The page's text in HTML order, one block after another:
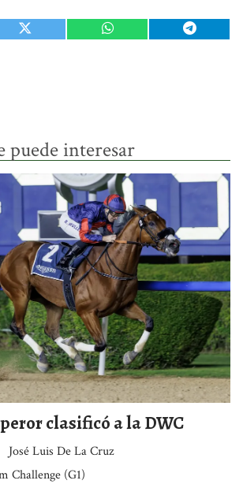
puede interesar
clasificó a la DWC
José Luis De La Cruz
Challenge (G1)